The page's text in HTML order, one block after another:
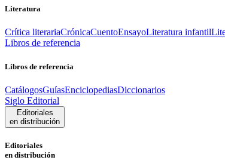
Literatura
Crítica literariaCrónicaCuentoEnsayoLiteratura infantil
Libros de referencia
Libros de referencia
CatálogosGuíasEnciclopediasDiccionarios
Siglo Editorial
Editoriales
en distribución
Editoriales
en distribución